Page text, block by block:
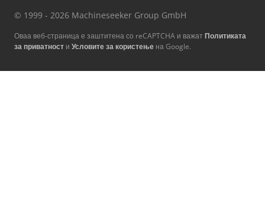
© 1999 - 2026 Machineseeker Group GmbH
Оваа веб-страница е заштитена со reCAPTCHA и важат Политиката
за приватност и Условите за користење на Google.